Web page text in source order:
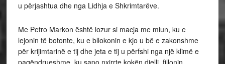
u përjashtua dhe nga Lidhja e Shkrimtarëve.
Me Petro Markon është lozur si macja me miun, ku e
lejonin të botonte, ku e bllokonin e kjo u bë e zakonshme
për krijimtarinë e tij dhe jeta e tij u përfshi nga një klimë e
paqëndrueshme, ku sapo nxirrte kokën dielli, fillonin